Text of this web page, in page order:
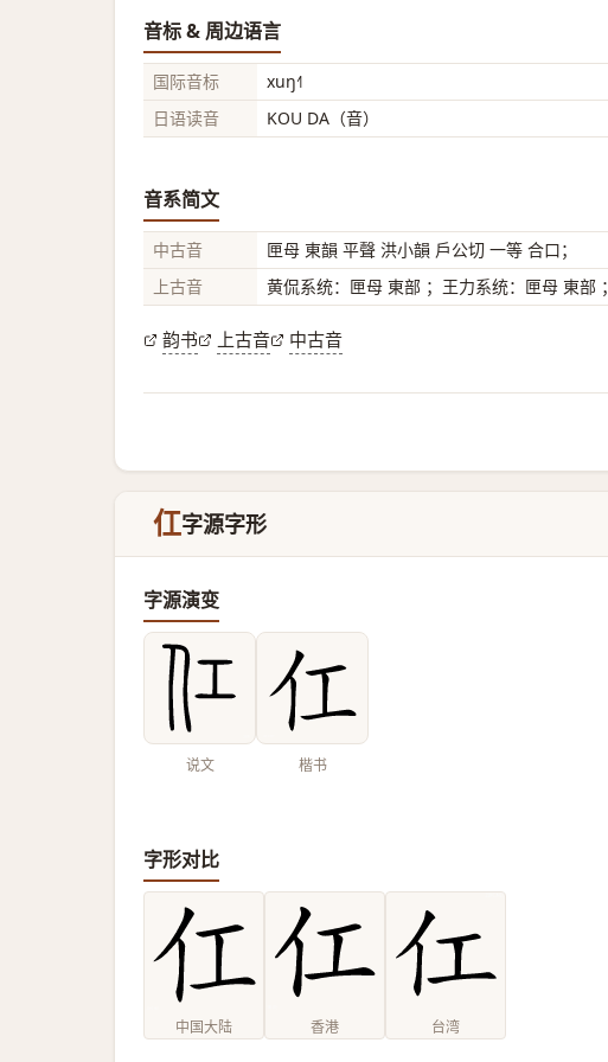
音标 & 周边语言
国际音标
xuŋ˧˥
日语读音
KOU DA（音）
音系简文
中古音
匣母 東韻 平聲 洪小韻 戶公切 一等 合口；
上古音
黄侃系统：匣母 東部 ；王力系统：匣母 東部 ；
韵书 上古音 中古音
仜字源字形
字源演变
说文 楷书
字形对比
中国大陆 香港 台湾